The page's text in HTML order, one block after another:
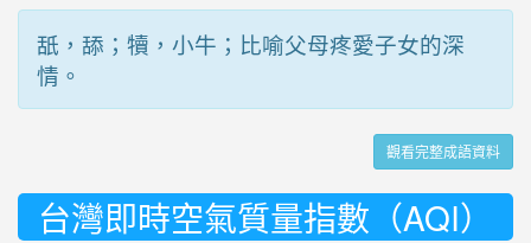
舐，舔；犢，小牛；比喻父母疼愛子女的深
情。
觀看完整成語資料
台灣即時空氣質量指數（AQI）